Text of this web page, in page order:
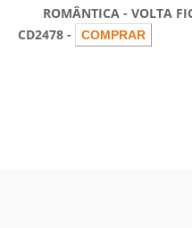
ROMÂNTICA - VOLTA
CD2478 -